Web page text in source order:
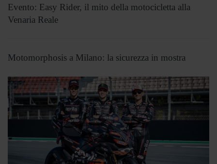
Evento: Easy Rider, il mito della motocicletta alla
Venaria Reale
Motomorphosis a Milano: la sicurezza in mostra